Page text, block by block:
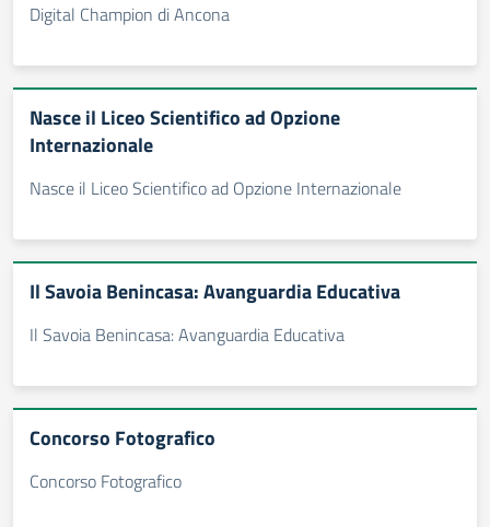
Digital Champion di Ancona
Nasce il Liceo Scientifico ad Opzione
Internazionale
Nasce il Liceo Scientifico ad Opzione Internazionale
Il Savoia Benincasa: Avanguardia Educativa
Il Savoia Benincasa: Avanguardia Educativa
Concorso Fotografico
Concorso Fotografico